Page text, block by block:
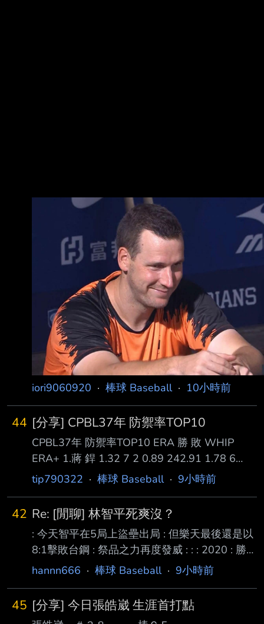
iori9060920 · 棒球 Baseball· 10小時前
44 [分享] CPBL37年 防禦率TOP10
CPBL37年 防禦率TOP10 ERA 勝 敗 WHIP
ERA+ 1.蔣 銲 1.32 7 2 0.89 242.91 1.78 6
0.99 179.31 1.82 8 5 1.01 175.16 1.88 5 4
鋼 龍 2.14 5 7 1.11 149.78 7.鈴木駿輔 2.14 8
4 1.10 149.35 8.李東洺 2.33 10 2 1.18 137.18
9.摩爾曼* 2.70 5 6 1.22 1
tip790322 · 棒球 Baseball· 9小時前
42 Re: [閒聊] 林智平死爽沒？
: 今天智平在5局上盜壘出局 : 但樂天最後還是以
8:1擊敗台鋼 : 祭品之力再度發威 : : : 2020 : 勝
05/12 吱17:10喵 死壘上時14:9 : 負 07/01 吱0
上時1 :0 : 勝 08/05 吱4 : 3邦 死壘上時2 :3 : 勝
08/06 吱8 : 3邦 死壘上時0 :0 和8 :2 : 勝 08/07
hannn666 · 棒球 Baseball· 9小時前
45 [分享] 今日張皓崴 生涯首打點